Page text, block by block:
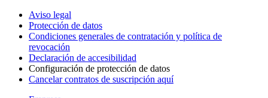
Aviso legal
Protección de datos
Condiciones generales de contratación y política de
revocación
Declaración de accesibilidad
Configuración de protección de datos
Cancelar contratos de suscripción aquí